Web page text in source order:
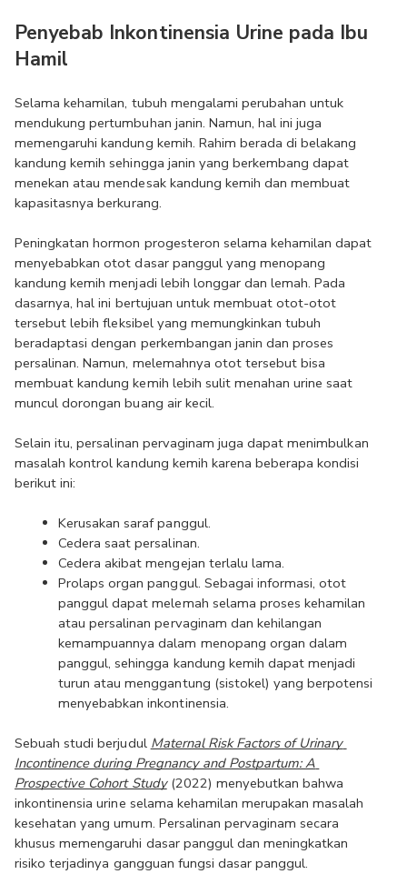
Penyebab Inkontinensia Urine pada Ibu
Hamil
Selama kehamilan, tubuh mengalami perubahan untuk
mendukung pertumbuhan janin. Namun, hal ini juga
memengaruhi kandung kemih. Rahim berada di belakang
kandung kemih sehingga janin yang berkembang dapat
menekan atau mendesak kandung kemih dan membuat
kapasitasnya berkurang.
Peningkatan hormon progesteron selama kehamilan dapat
menyebabkan otot dasar panggul yang menopang
kandung kemih menjadi lebih longgar dan lemah. Pada
dasarnya, hal ini bertujuan untuk membuat otot-otot
tersebut lebih fleksibel yang memungkinkan tubuh
beradaptasi dengan perkembangan janin dan proses
persalinan. Namun, melemahnya otot tersebut bisa
membuat kandung kemih lebih sulit menahan urine saat
muncul dorongan buang air kecil.
Selain itu, persalinan pervaginam juga dapat menimbulkan
masalah kontrol kandung kemih karena beberapa kondisi
berikut ini:
Kerusakan saraf panggul.
Cedera saat persalinan.
Cedera akibat mengejan terlalu lama.
Prolaps organ panggul. Sebagai informasi, otot
panggul dapat melemah selama proses kehamilan
atau persalinan pervaginam dan kehilangan
kemampuannya dalam menopang organ dalam
panggul, sehingga kandung kemih dapat menjadi
turun atau menggantung (sistokel) yang berpotensi
menyebabkan inkontinensia.
Sebuah studi berjudul Maternal Risk Factors of Urinary
Incontinence during Pregnancy and Postpartum: A
Prospective Cohort Study (2022) menyebutkan bahwa
inkontinensia urine selama kehamilan merupakan masalah
kesehatan yang umum. Persalinan pervaginam secara
khusus memengaruhi dasar panggul dan meningkatkan
risiko terjadinya gangguan fungsi dasar panggul.